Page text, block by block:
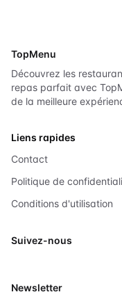
TopMenu
Découvrez les
repas parfait avec
de la meilleure
Liens rapides
Contact
Politique de
Conditions d'utilisation
Suivez-nous
Newsletter